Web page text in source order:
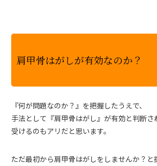
肩甲骨はがしが有効なのか？
『何が問題なのか？』を把握したうえで、
手法として『肩甲骨はがし』が有効と判断さ
受けるのもアリだと思います。
ただ最初から肩甲骨はがしをしませんか？と